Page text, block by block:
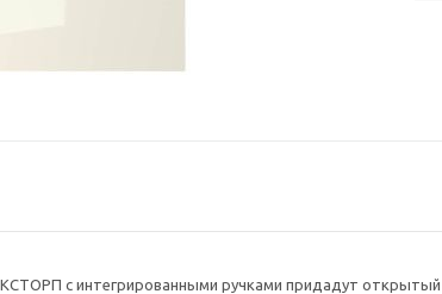
с интегрированными ручками придадут открытый